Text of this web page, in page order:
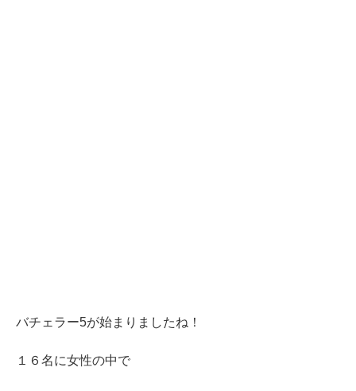
バチェラー5が始まりましたね！
１６名に女性の中で